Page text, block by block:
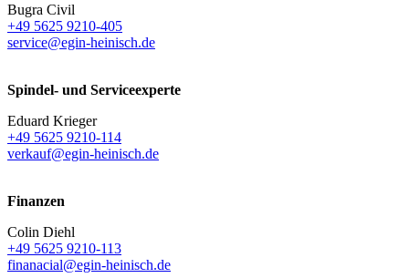
Bugra Civil
+49 5625 9210-405
service@egin-heinisch.de
Spindel- und Serviceexperte
Eduard Krieger
+49 5625 9210-114
verkauf@egin-heinisch.de
Finanzen
Colin Diehl
+49 5625 9210-113
finanacial@egin-heinisch.de